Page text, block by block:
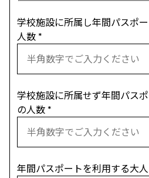
学校施設に所属し年間パスポ
人数 *
学校施設に所属せず年間パス
の人数 *
年間パスポートを利用する大